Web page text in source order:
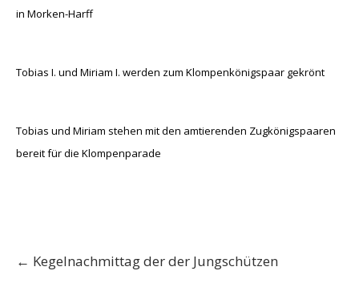
in Morken-Harff
Tobias I. und Miriam I. werden zum Klompenkönigspaar gekrönt
Tobias und Miriam stehen mit den amtierenden Zugkönigspaaren
bereit für die Klompenparade
Post
navigation
← Kegelnachmittag der der Jungschützen